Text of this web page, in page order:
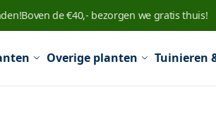
Boven de €40,- bezorgen we gratis thuis!
Overige planten Tuinieren